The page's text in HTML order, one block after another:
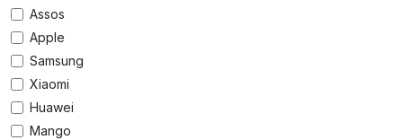
Assos
Apple
Samsung
Xiaomi
Huawei
Mango